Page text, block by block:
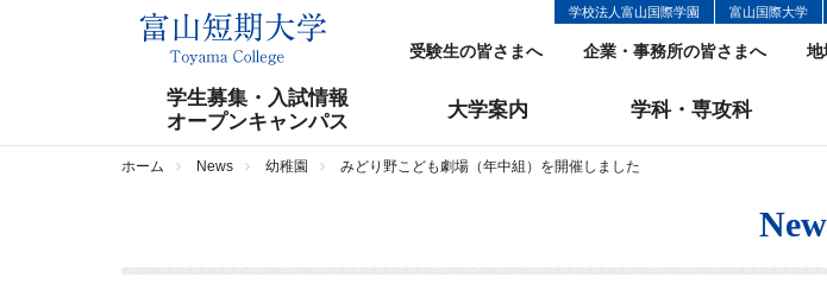
学校法人富山国際学園 富山国際大学
受験生の皆さまへ 企業・事務所の皆さまへ 地
学生募集・入試情報
オープンキャンパス
大学案内 学科・専攻科
ホーム News 幼稚園 みどり野こども劇場（年中組）を開催しました